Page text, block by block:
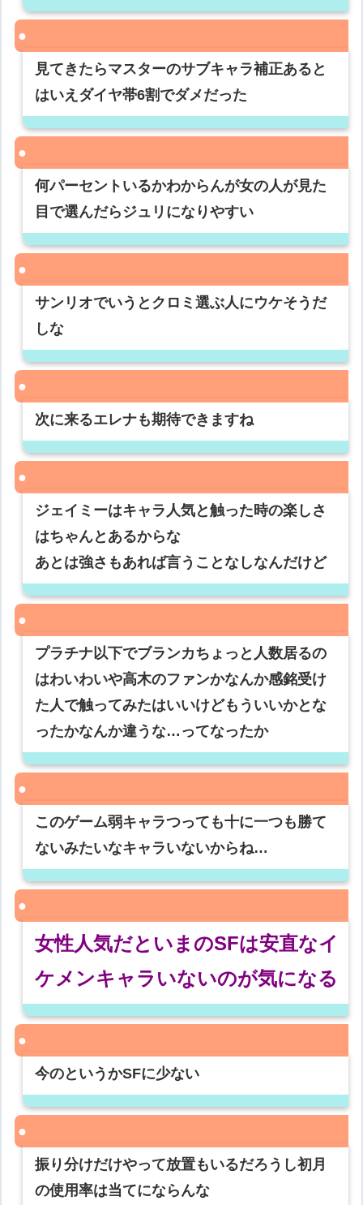
見てきたらマスターのサブキャラ補正あると
はいえダイヤ帯6割でダメだった
何パーセントいるかわからんが女の人が見た
目で選んだらジュリになりやすい
サンリオでいうとクロミ選ぶ人にウケそうだ
しな
次に来るエレナも期待できますね
ジェイミーはキャラ人気と触った時の楽しさ
はちゃんとあるからな
あとは強さもあれば言うことなしなんだけど
プラチナ以下でブランカちょっと人数居るの
はわいわいや高木のファンかなんか感銘受け
た人で触ってみたはいいけどもういいかとな
ったかなんか違うな…ってなったか
このゲーム弱キャラつっても十に一つも勝て
ないみたいなキャラいないからね…
女性人気だといまのSFは安直なイ
ケメンキャラいないのが気になる
今のというかSFに少ない
振り分けだけやって放置もいるだろうし初月
の使用率は当てにならんな